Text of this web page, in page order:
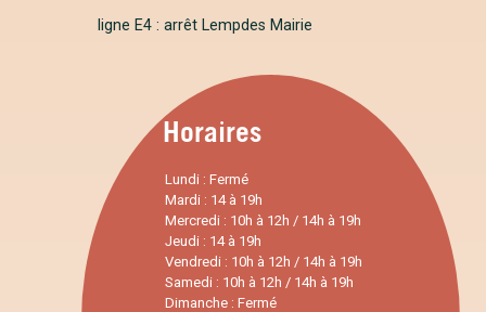
ligne E4 : arrêt Lempdes Mairie
Horaires
Lundi : Fermé
Mardi : 14 à 19h
Mercredi : 10h à 12h / 14h à 19h
Jeudi : 14 à 19h
Vendredi : 10h à 12h / 14h à 19h
Samedi : 10h à 12h / 14h à 19h
Dimanche : Fermé